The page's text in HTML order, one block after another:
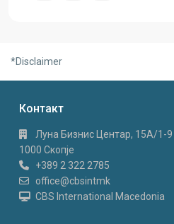
*Disclaimer
Контакт
Луна Бизнис Центар, 15A/1-
1000 Скопје
+389 2 322 2785
office@cbsintmk
CBS International Macedonia